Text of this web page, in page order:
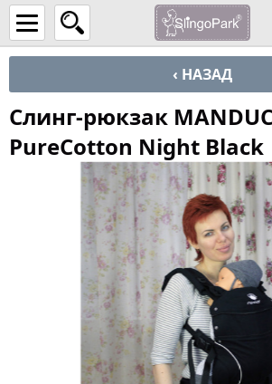
‹ НАЗАД
Слинг-рюкзак
PureCotton Night Black